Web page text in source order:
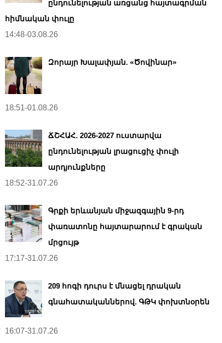
ընդունելության առցանց հայտագրման
հիմնական փուլը
14:48-03.08.26
Զորայր Խալափյան. «Ծովինար»
18:51-01.08.26
ՃՇՀԱՀ. 2026-2027 ուստարվա
ընդունելության լրացուցիչ փուլի
արդյունքները
18:52-31.07.26
Գրքի երևանյան միջազգային 9-րդ
փառատոնը հայտարարում է գրական
մրցույթ
17:17-31.07.26
209 հոգի դուրս է մնացել դրական
գնահատականներով. ԳԹԿ փոխտնօրեն
16:07-31.07.26